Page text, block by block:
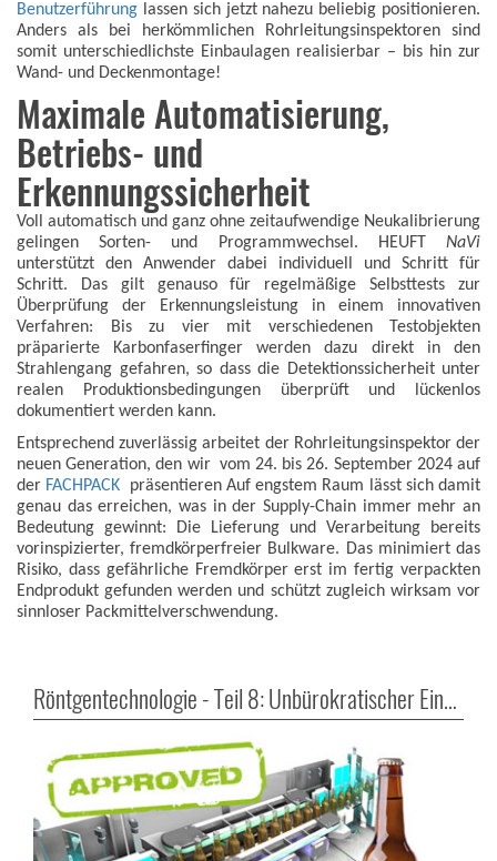
Benutzerführung lassen sich jetzt nahezu beliebig positionieren.
Anders als bei herkömmlichen Rohrleitungsinspektoren sind
somit unterschiedlichste Einbaulagen realisierbar – bis hin zur
Wand- und Deckenmontage!
Maximale Automatisierung,
Betriebs- und
Erkennungssicherheit
Voll automatisch und ganz ohne zeitaufwendige Neukalibrierung
gelingen Sorten- und Programmwechsel. HEUFT NaVi
unterstützt den Anwender dabei individuell und Schritt für
Schritt. Das gilt genauso für regelmäßige Selbsttests zur
Überprüfung der Erkennungsleistung in einem innovativen
Verfahren: Bis zu vier mit verschiedenen Testobjekten
präparierte Karbonfaserfinger werden dazu direkt in den
Strahlengang gefahren, so dass die Detektionssicherheit unter
realen Produktionsbedingungen überprüft und lückenlos
dokumentiert werden kann.
Entsprechend zuverlässig arbeitet der Rohrleitungsinspektor der
neuen Generation, den wir vom 24. bis 26. September 2024 auf
der FACHPACK präsentieren Auf engstem Raum lässt sich damit
genau das erreichen, was in der Supply-Chain immer mehr an
Bedeutung gewinnt: Die Lieferung und Verarbeitung bereits
vorinspizierter, fremdkörperfreier Bulkware. Das minimiert das
Risiko, dass gefährliche Fremdkörper erst im fertig verpackten
Endprodukt gefunden werden und schützt zugleich wirksam vor
sinnloser Packmittelverschwendung.
Röntgentechnologie - Teil 8: Unbürokratischer Einsatz